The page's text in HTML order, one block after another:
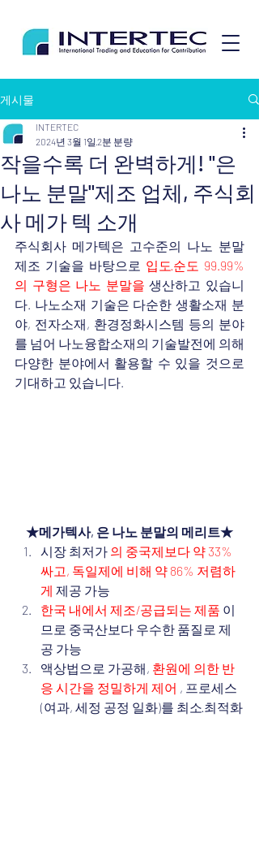
게시물
작을수록 더 완벽하게! "은
나노 분말"제조 업체, 주식회
사 메가 텍 소개
INTERTEC
2024년 3월 1일2분 분량
주식회사 메가텍은 고수준의 나노 분말
제조 기술을 바탕으로 입도·순도 99.99%
의 구형은 나노 분말을 생산하고 있습니
다. 나노소재 기술은 다순한 생활소재 분
야, 전자소재, 환경정화시스템 등의 분야
를 넘어 나노융합소재의 기술발전에 의해
다양한 분야에서 활용할 수 있을 것으로
기대하고 있습니다.
★메가텍사, 은 나노 분말의 메리트★
시장 최저가 의 중국제보다 약 33%
싸고, 독일제에 비해 약 86% 저렴하
게 제공 가능
한국 내에서 제조/공급되는 제품 이
므로 중국산보다 우수한 품질로 제
공 가능
액상법으로 가공해, 환원에 의한 반
응 시간을 정밀하게 제어 , 프로세스
(여과, 세정 공정 일화)를 최소·최적화